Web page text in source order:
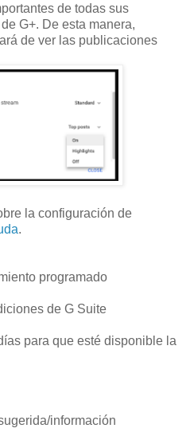
de todas sus
G+. De esta manera,
de ver las publicaciones
la configuración de
.
programado
de G Suite
para que esté disponible la
información